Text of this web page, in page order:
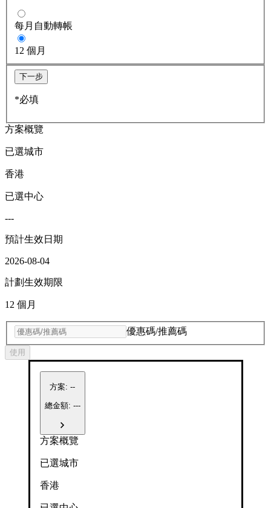
每月自動轉帳
12 個月
下一步
*必填
方案概覽
已選城市
香港
已選中心
---
預計生效日期
2026-08-04
計劃生效期限
12 個月
優惠碼/推薦碼
使用
方案: --
總金額: ---
方案概覽
已選城市
香港